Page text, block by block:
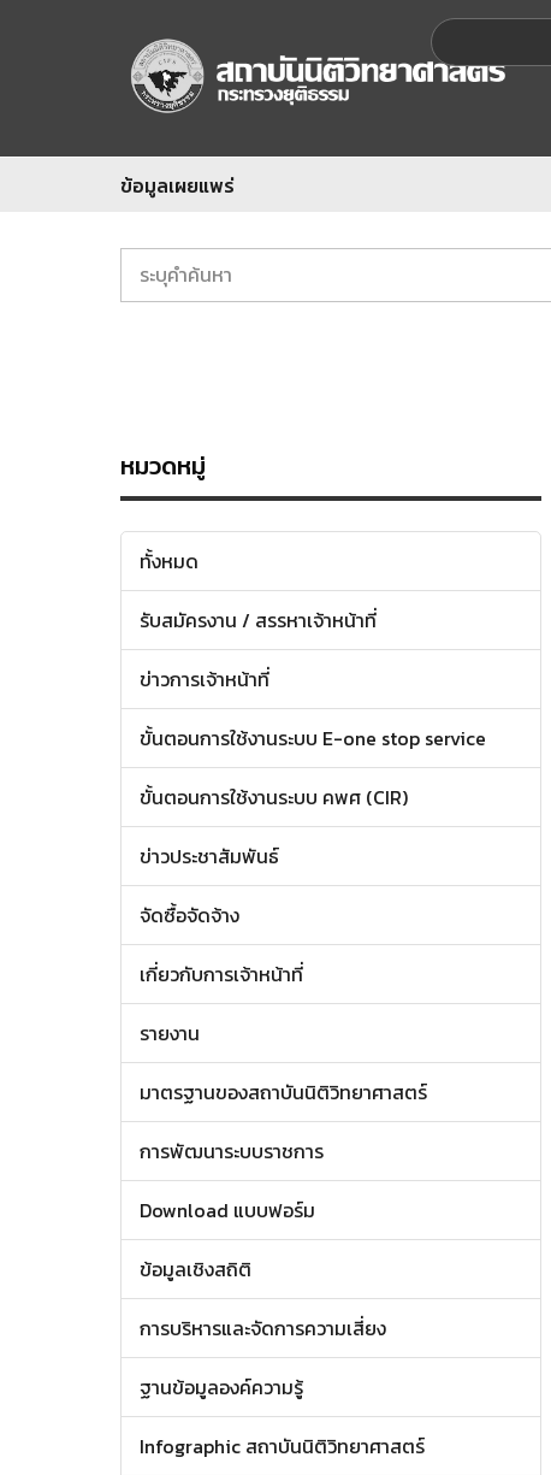
ข้อมูลเผยแพร่
หมวดหมู่
ทั้งหมด
รับสมัครงาน / สรรหาเจ้าหน้าที่
ข่าวการเจ้าหน้าที่
ขั้นตอนการใช้งานระบบ E-one stop service
ขั้นตอนการใช้งานระบบ คพศ (CIR)
ข่าวประชาสัมพันธ์
จัดซื้อจัดจ้าง
เกี่ยวกับการเจ้าหน้าที่
รายงาน
มาตรฐานของสถาบันนิติวิทยาศาสตร์
การพัฒนาระบบราชการ
Download แบบฟอร์ม
ข้อมูลเชิงสถิติ
การบริหารและจัดการความเสี่ยง
ฐานข้อมูลองค์ความรู้
Infographic สถาบันนิติวิทยาศาสตร์